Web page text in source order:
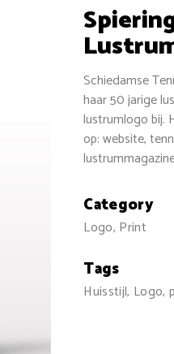
Schiedamse
haar 50 jarige
lustrumlogo bij.
op: website,
Category
Logo, Print
Tags
Huisstijl, Logo,